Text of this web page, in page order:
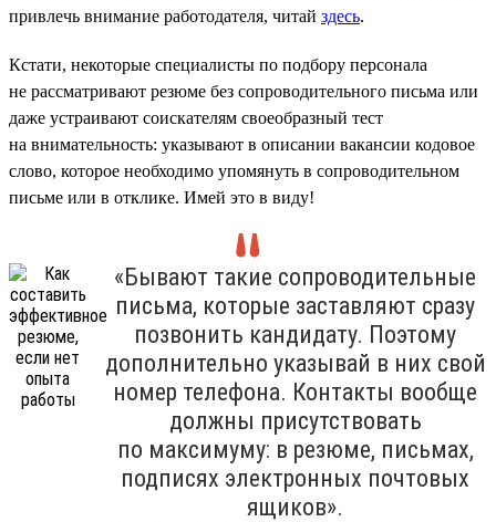
привлечь внимание работодателя, читай здесь.
Кстати, некоторые специалисты по подбору персонала
не рассматривают резюме без сопроводительного письма или
даже устраивают соискателям своеобразный тест
на внимательность: указывают в описании вакансии кодовое
слово, которое необходимо упомянуть в сопроводительном
письме или в отклике. Имей это в виду!
«Бывают такие сопроводительные
письма, которые заставляют сразу
позвонить кандидату. Поэтому
дополнительно указывай в них свой
номер телефона. Контакты вообще
должны присутствовать
по максимуму: в резюме, письмах,
подписях электронных почтовых
ящиков».